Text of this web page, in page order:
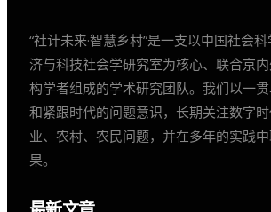
“社计未来·智慧乡村”是一支以中国社会
济与科技社会学研究室为核心、联合京
构学者组成的学术研究团队。我们以一
和紧跟时代的问题意识，长期关注数字
业、农村、农民问题，并在多年的实践
果。